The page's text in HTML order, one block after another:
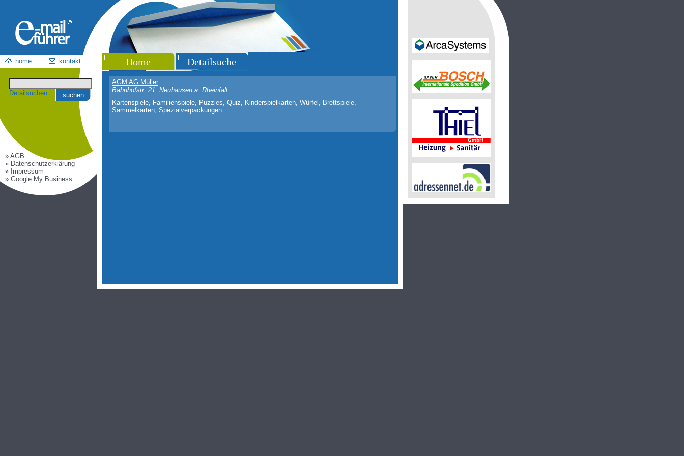
home kontakt
Detailsuchen suchen
» AGB
» Datenschutzerklärung
» Impressum
» Google My Business
Home Detailsuche
AGM AG Müller
Bahnhofstr. 21, Neuhausen a. Rheinfall
Kartenspiele, Familienspiele, Puzzles, Quiz, Kinderspielkarten, Würfel, Brettspiele,
Sammelkarten, Spezialverpackungen